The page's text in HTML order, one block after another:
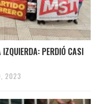
IZQUIERDA: PERDIÓ CASI
2023